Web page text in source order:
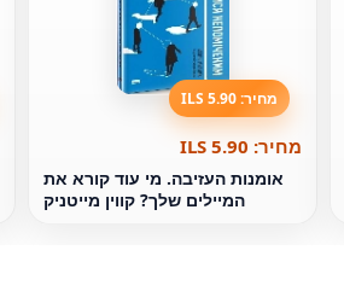
מחיר: 5.90 ILS
מחיר: 5.90 ILS
אומנות העזיבה. מי עוד קורא את
המיילים שלך? קווין מייטניק